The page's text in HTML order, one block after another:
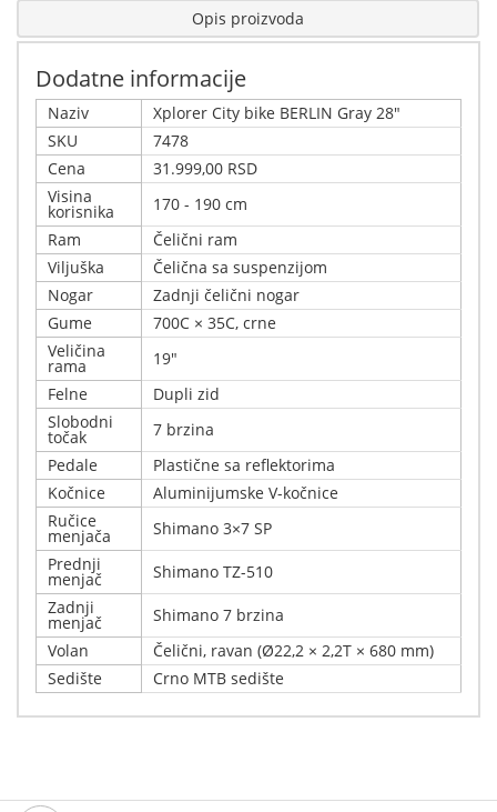
Opis proizvoda
Dodatne informacije
Naziv
Xplorer City bike BERLIN Gray 28"
SKU
7478
Cena
31.999,00 RSD
Visina
korisnika
170 - 190 cm
Ram
Čelični ram
Viljuška
Čelična sa suspenzijom
Nogar
Zadnji čelični nogar
Gume
700C × 35C, crne
Veličina
rama
19"
Felne
Dupli zid
Slobodni
točak
7 brzina
Pedale
Plastične sa reflektorima
Kočnice
Aluminijumske V-kočnice
Ručice
menjača
Shimano 3×7 SP
Prednji
menjač
Shimano TZ-510
Zadnji
menjač
Shimano 7 brzina
Volan
Čelični, ravan (Ø22,2 × 2,2T × 680 mm)
Sedište
Crno MTB sedište